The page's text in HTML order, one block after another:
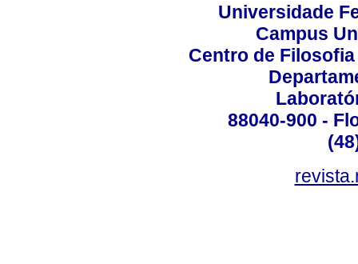
Universidade
Campus
Centro de
88040-900 -